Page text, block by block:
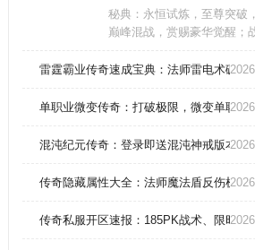
秘典：永恒试炼，至尊突破
巅峰混战，赏赐豪华觉醒；
升，更解锁独有弑神技。古
宝任你纵横三界
雷霆霸业传奇速成宝典：法师雷电术碾压
单职业微变传奇：打破极限，微变单职制
混沌纪元传奇：登录即送混沌神戒版本的
传奇隐藏属性大全：法师魔法盾反伤机制
传奇私服开区速报：185PK战术、限时拍